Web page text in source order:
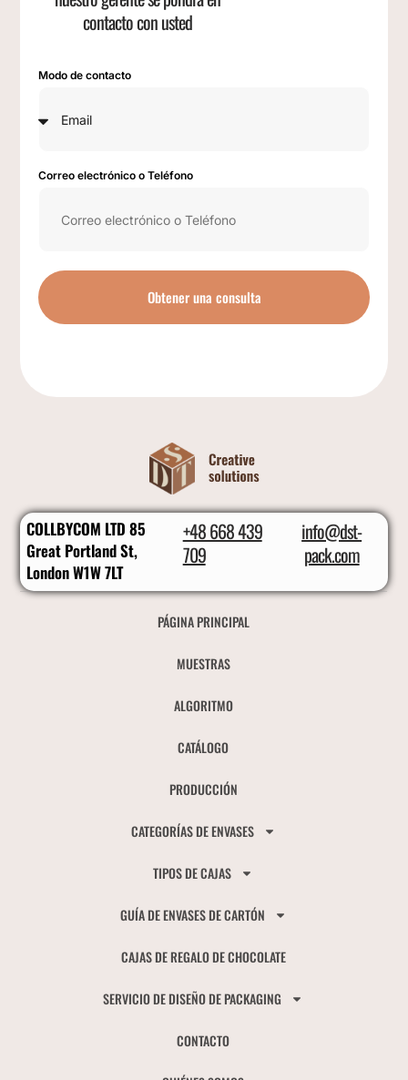
contacto con usted
Modo de contacto
Correo electrónico o Teléfono
Obtener una consulta
COLLBYCOM LTD 85
Great Portland St,
London W1W 7LT
+48 668 439
709
info@dst-
pack.com
PÁGINA PRINCIPAL
MUESTRAS
ALGORITMO
CATÁLOGO
PRODUCCIÓN
CATEGORÍAS DE ENVASES
TIPOS DE CAJAS
GUÍA DE ENVASES DE CARTÓN
CAJAS DE REGALO DE CHOCOLATE
SERVICIO DE DISEÑO DE PACKAGING
CONTACTO